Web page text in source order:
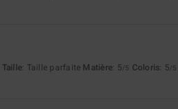
Taille: Taille parfaite Matière: 5/5 Coloris: 5/5